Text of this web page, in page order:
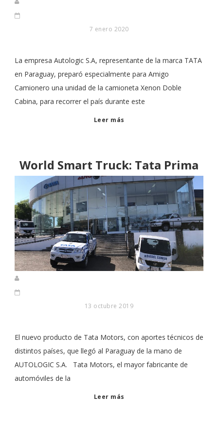
7 enero 2020
La empresa Autologic S.A, representante de la marca TATA
en Paraguay, preparó especialmente para Amigo
Camionero una unidad de la camioneta Xenon Doble
Cabina, para recorrer el país durante este
Leer más
World Smart Truck: Tata Prima
13 octubre 2019
El nuevo producto de Tata Motors, con aportes técnicos de
distintos países, que llegó al Paraguay de la mano de
AUTOLOGIC S.A. Tata Motors, el mayor fabricante de
automóviles de la
Leer más